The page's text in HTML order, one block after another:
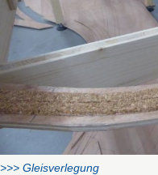
>>> Gleisverlegung